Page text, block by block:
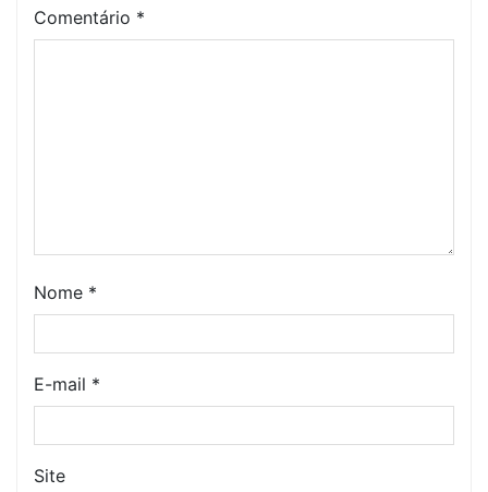
Comentário *
Nome *
E-mail *
Site